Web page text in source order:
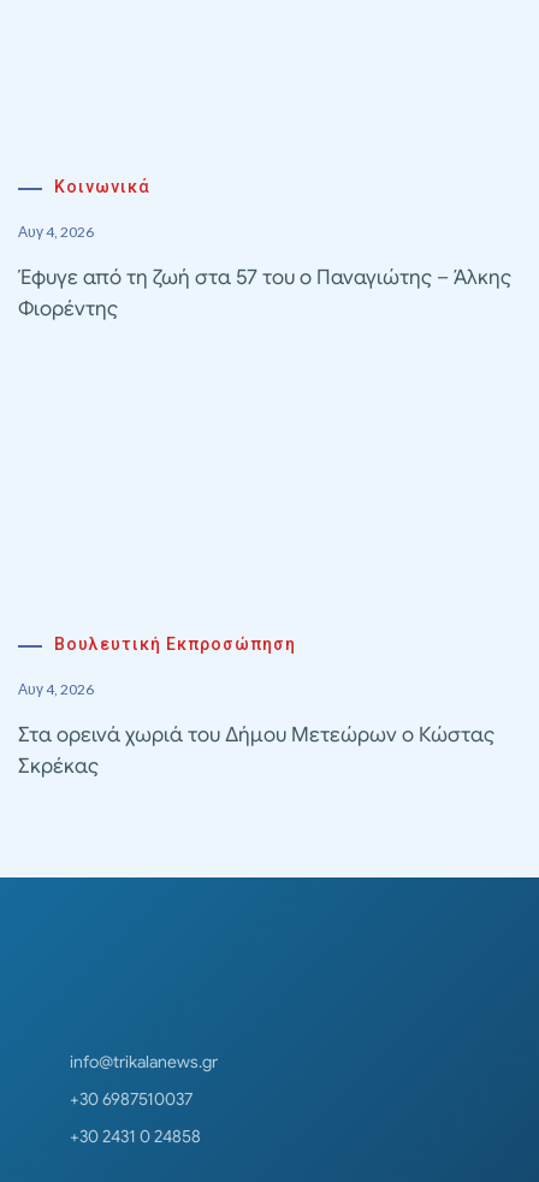
Κοινωνικά
Αυγ 4, 2026
Έφυγε από τη ζωή στα 57 του ο Παναγιώτης – Άλκης
Φιορέντης
Βουλευτική Εκπροσώπηση
Αυγ 4, 2026
Στα ορεινά χωριά του Δήμου Μετεώρων ο Κώστας
Σκρέκας
info@trikalanews.gr
+30 6987510037
+30 2431 0 24858